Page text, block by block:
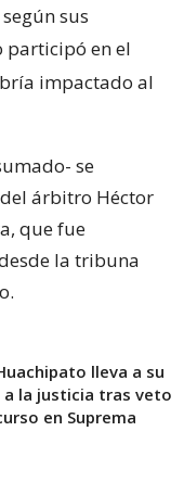
sus
participó en el
impactado al
se
árbitro Héctor
que fue
la tribuna
lleva a su
a la justicia tras veto
en Suprema